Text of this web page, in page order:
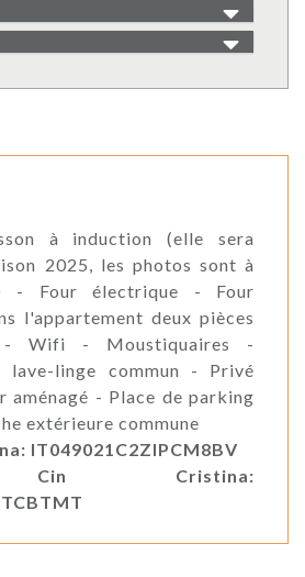
à induction (elle sera
2025, les photos sont à
- Four électrique - Four
l'appartement deux pièces
Wifi - Moustiquaires -
lave-linge commun - Privé
aménagé - Place de parking
extérieure commune
IT049021C2ZIPCM8BV
Cin Cristina: